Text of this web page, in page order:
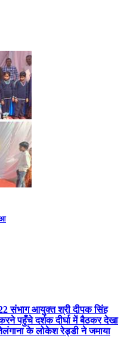
संभाग आयुक्त श्री दीपक सिंह
पहुँचे दर्शक दीर्घा में बैठकर देखा
के लोकेश रेड्डी ने जमाया